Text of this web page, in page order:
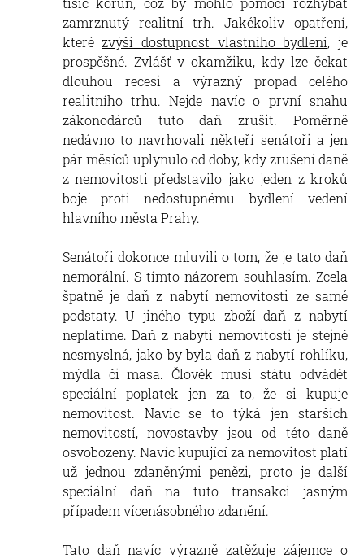
zamrznutý realitní trh. Jakékoliv opatření,
kterézvýší dostupnost vlastního bydlení, je
prospěšné. Zvlášť v okamžiku, kdy lze čekat
dlouhou recesi a výrazný propad celého
realitního trhu. Nejde navíc o první snahu
zákonodárců tuto daň zrušit. Poměrně
nedávno to navrhovali někteří senátoři a jen
pár měsíců uplynulo od doby, kdy zrušení daně
z nemovitosti představilo jako jeden z kroků
boje proti nedostupnému bydlení vedení
hlavního města Prahy.
Senátoři dokonce mluvili o tom, že je tato daň
nemorální. S tímto názorem souhlasím. Zcela
špatně je daň z nabytí nemovitosti ze samé
podstaty. U jiného typu zboží daň z nabytí
neplatíme. Daň z nabytí nemovitosti je stejně
nesmyslná, jako by byla daň z nabytí rohlíku,
mýdla či masa. Člověk musí státu odvádět
speciální poplatek jen za to, že si kupuje
nemovitost. Navíc se to týká jen starších
nemovitostí, novostavby jsou od této daně
osvobozeny. Navíc kupující za nemovitost platí
už jednou zdaněnými penězi, proto je další
speciální daň na tuto transakci jasným
případem vícenásobného zdanění.
Tato daň navíc výrazně zatěžuje zájemce o